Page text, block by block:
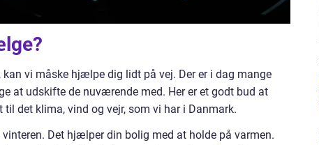
vi måske hjælpe dig lidt på vej. Der er i dag mange
at udskifte de nuværende med. Her er et godt bud at
det klima, vind og vejr, som vi har i Danmark.
Det hjælper din bolig med at holde på varmen.